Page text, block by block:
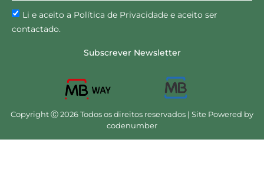
Li e aceito a Política de Privacidade e aceito ser
contactado.
Subscrever Newsletter
Copyright Ⓒ 2026 Todos os direitos reservados | Site Powered by
codenumber